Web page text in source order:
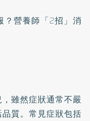
？營養師「2招」消
雖然症狀通常不嚴
質。常見症狀包括